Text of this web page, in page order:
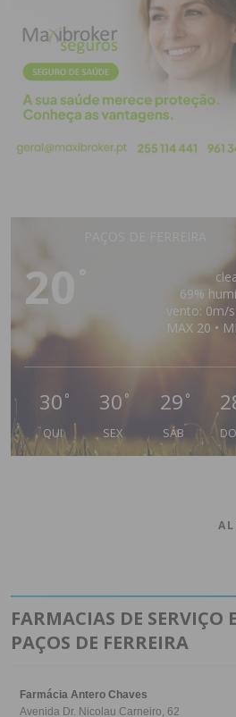
20
69%
vento: 0m/
MAX 20 •
30 °
QUI
30 °
SEX
29 °
SÁB
FARMACIAS DE SERVIÇO
PAÇOS DE FERREIRA